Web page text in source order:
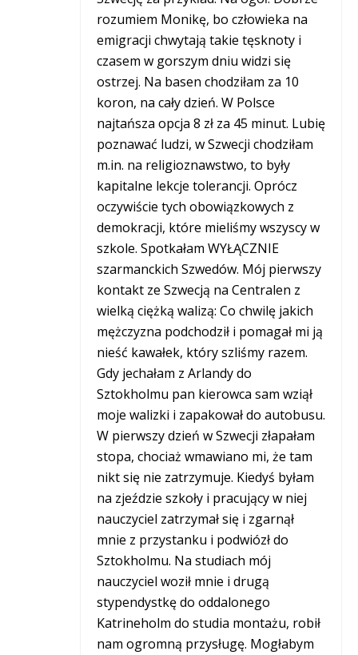
rozumiem Monikę, bo człowieka na
emigracji chwytają takie tęsknoty i
czasem w gorszym dniu widzi się
ostrzej. Na basen chodziłam za 10
koron, na cały dzień. W Polsce
najtańsza opcja 8 zł za 45 minut. Lubię
poznawać ludzi, w Szwecji chodziłam
m.in. na religioznawstwo, to były
kapitalne lekcje tolerancji. Oprócz
oczywiście tych obowiązkowych z
demokracji, które mieliśmy wszyscy w
szkole. Spotkałam WYŁĄCZNIE
szarmanckich Szwedów. Mój pierwszy
kontakt ze Szwecją na Centralen z
wielką ciężką walizą: Co chwilę jakich
mężczyzna podchodził i pomagał mi ją
nieść kawałek, który szliśmy razem.
Gdy jechałam z Arlandy do
Sztokholmu pan kierowca sam wziął
moje walizki i zapakował do autobusu.
W pierwszy dzień w Szwecji złapałam
stopa, chociaż wmawiano mi, że tam
nikt się nie zatrzymuje. Kiedyś byłam
na zjeździe szkoły i pracujący w niej
nauczyciel zatrzymał się i zgarnął
mnie z przystanku i podwiózł do
Sztokholmu. Na studiach mój
nauczyciel woził mnie i drugą
stypendystkę do oddalonego
Katrineholm do studia montażu, robił
nam ogromną przysługę. Mogłabym